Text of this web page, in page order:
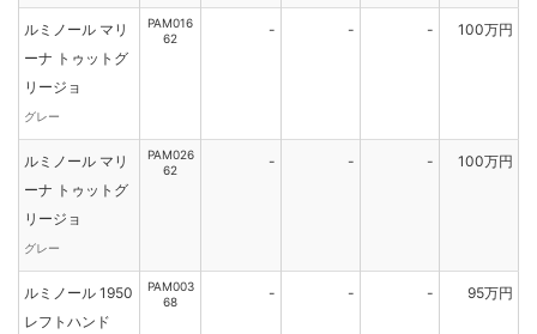
ルミノール マリ
ーナ トゥットグ
リージョ
グレー
PAM016
62
- - - 100万円
ルミノール マリ
ーナ トゥットグ
リージョ
グレー
PAM026
62
- - - 100万円
ルミノール 1950
レフトハンド
PAM003
68
- - - 95万円